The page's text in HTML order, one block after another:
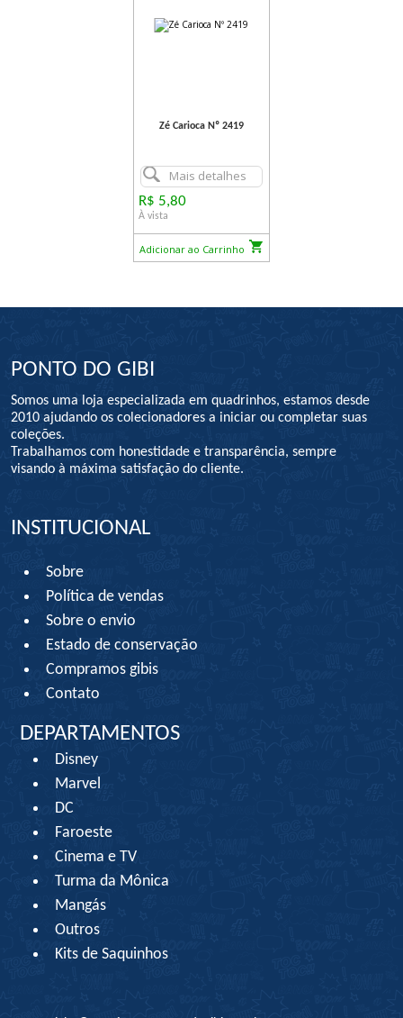
Zé Carioca Nº 2419
Mais detalhes
R$ 5,80
À vista
Adicionar ao Carrinho
PONTO DO GIBI
Somos uma loja especializada em quadrinhos, estamos desde
2010 ajudando os colecionadores a iniciar ou completar suas
coleções.
Trabalhamos com honestidade e transparência, sempre
visando à máxima satisfação do cliente.
INSTITUCIONAL
Sobre
Política de vendas
Sobre o envio
Estado de conservação
Compramos gibis
Contato
DEPARTAMENTOS
Disney
Marvel
DC
Faroeste
Cinema e TV
Turma da Mônica
Mangás
Outros
Kits de Saquinhos